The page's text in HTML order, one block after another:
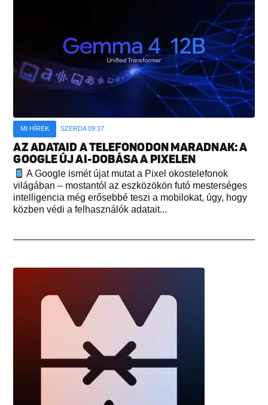
MI HÍREK SZERDA 09:37
AZ ADATAID A TELEFONODON MARADNAK: A
GOOGLE ÚJ AI-DOBÁSA A PIXELEN
A Google ismét újat mutat a Pixel okostelefonok
világában – mostantól az eszközökön futó mesterséges
intelligencia még erősebbé teszi a mobilokat, úgy, hogy
közben védi a felhasználók adatait...